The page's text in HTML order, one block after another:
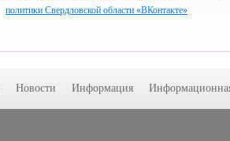
политики Свердловской области «ВКонтакте»
Новости Информация